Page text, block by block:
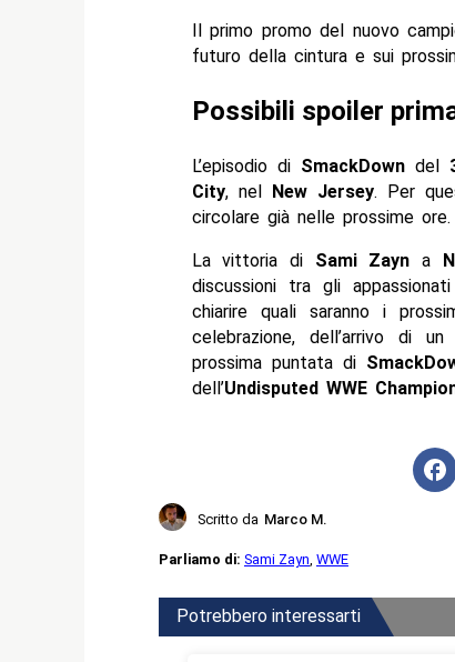
Il primo promo del nuovo
futuro della cintura e sui
Possibili spoiler
L’episodio di SmackDowndel
City, nel New Jersey. Per
circolare già nelle prossime ore.
La vittoria di Sami Zayn a
discussioni tra gli
chiarire quali saranno i
celebrazione, dell’arrivo di
prossima puntata di
dell’Undisputed WWE
Scritto da Marco M.
Parliamo di: Sami Zayn WWE
Potrebbero interessarti